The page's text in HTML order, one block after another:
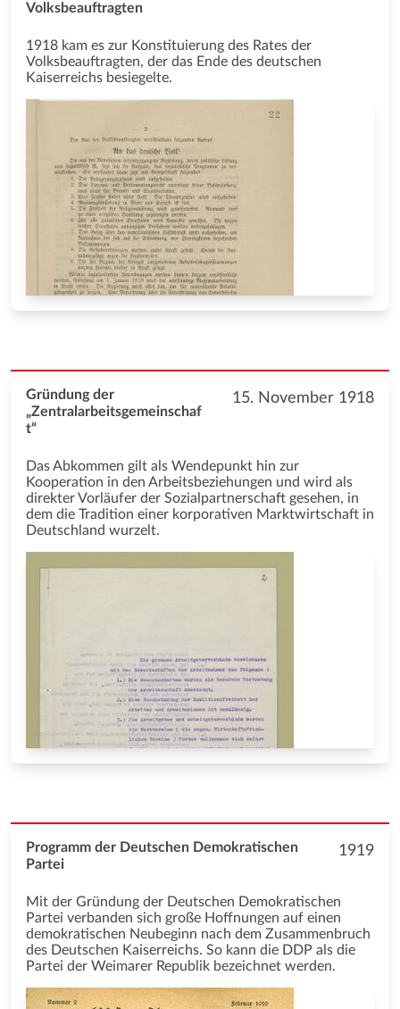
Volksbeauftragten
1918 kam es zur Konstituierung des Rates der
Volksbeauftragten, der das Ende des deutschen
Kaiserreichs besiegelte.
15. November 1918
Gründung der
„Zentralarbeitsgemeinschaf
t“
Das Abkommen gilt als Wendepunkt hin zur
Kooperation in den Arbeitsbeziehungen und wird als
direkter Vorläufer der Sozialpartnerschaft gesehen, in
dem die Tradition einer korporativen Marktwirtschaft in
Deutschland wurzelt.
1919
Programm der Deutschen Demokratischen
Partei
Mit der Gründung der Deutschen Demokratischen
Partei verbanden sich große Hoffnungen auf einen
demokratischen Neubeginn nach dem Zusammenbruch
des Deutschen Kaiserreichs. So kann die DDP als die
Partei der Weimarer Republik bezeichnet werden.